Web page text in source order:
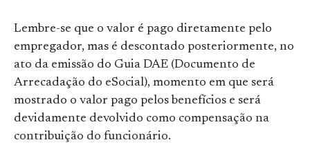
Lembre-se que o valor é pago diretamente pelo
empregador, mas é descontado posteriormente, no
ato da emissão do Guia DAE (Documento de
Arrecadação do eSocial), momento em que será
mostrado o valor pago pelos benefícios e será
devidamente devolvido como compensação na
contribuição do funcionário.